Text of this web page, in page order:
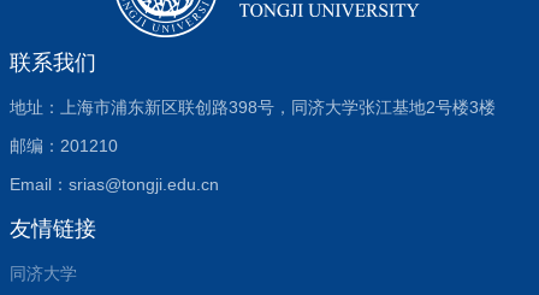
联系我们
地址：上海市浦东新区联创路398号，同济大学张江基地2号楼3楼
邮编：201210
Email：srias@tongji.edu.cn
友情链接
同济大学